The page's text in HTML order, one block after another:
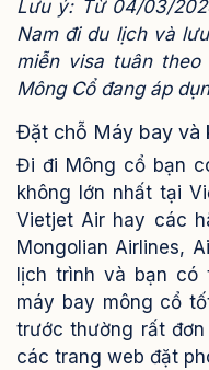
Lưu ý: Từ 04/03/
Nam đi du lịch và
miễn visa tuân
Mông Cổ đang áp
Đặt chỗ Máy bay và
Đi đi Mông cổ bạn
không lớn nhất tại
Vietjet Air hay các
Mongolian Airlines,
lịch trình và bạn có
máy bay mông cổ
trước thường rất
các trang web đặt